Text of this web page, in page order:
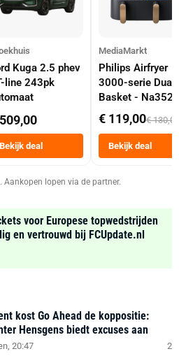
Kuga 2.5 phev
line 243pk
Bekijk deal
MediaMarkt
Philips Airfryer
3000-serie Dual
Basket -
Dubbele Mand 9
Tot 6 Personen
Heteluchtfriteuse
Zwart
€ 119,00€ 130,00
Bekijk deal
lopen via de partner.
voor Europese topwedstrijden
en vertrouwd bij FCUpdate.nl
kost Go Ahead de koppositie:
Hensgens biedt excuses aan
20:47 2